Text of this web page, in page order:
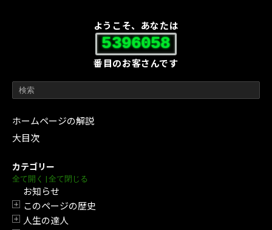
ようこそ、あなたは
5396058
番目のお客さんです
ホームページの解説
大目次
カテゴリー
全て開く | 全て閉じる
お知らせ
開閉
このページの歴史
開閉
人生の達人